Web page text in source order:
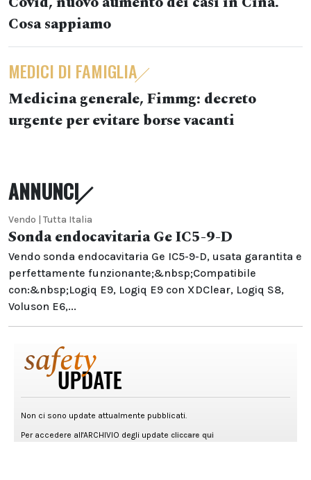
Cosa sappiamo
MEDICI DI FAMIGLIA
Medicina generale, Fimmg: decreto
urgente per evitare borse vacanti
ANNUNCI
Vendo | Tutta Italia
Sonda endocavitaria Ge IC5-9-D
Vendo sonda endocavitaria Ge IC5-9-D, usata garantita e
perfettamente funzionante;&nbsp;Compatibile
con:&nbsp;Logiq E9, Logiq E9 con XDClear, Logiq S8,
Voluson E6,...